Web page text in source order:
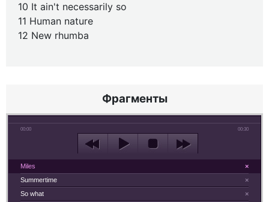
10 It ain't necessarily so
11 Human nature
12 New rhumba
Фрагменты
00:00 00:30
×
Miles
×
Summertime
×
So what